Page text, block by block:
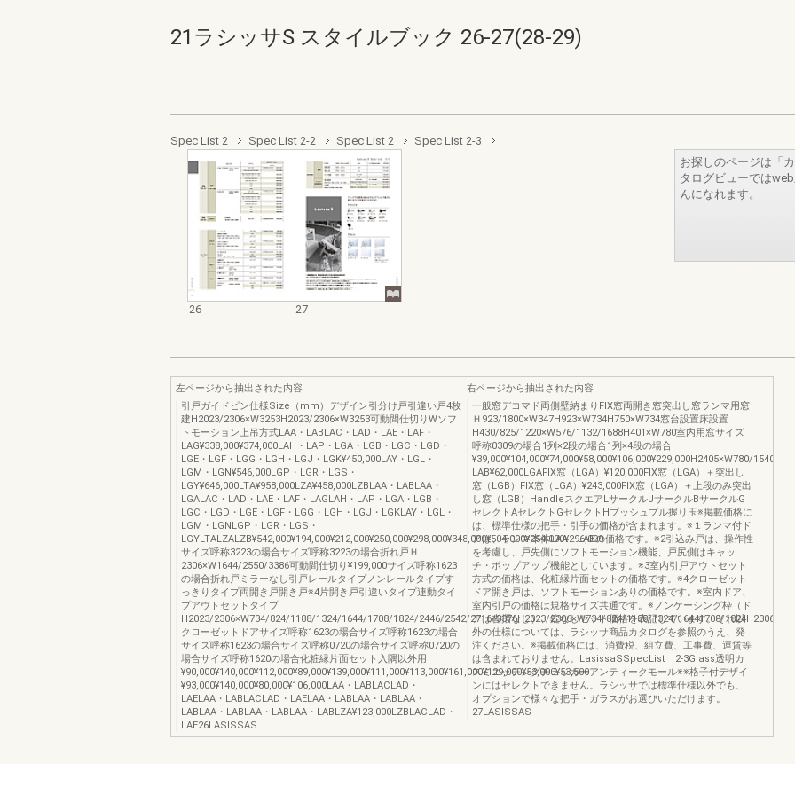
21ラシッサS スタイルブック 26-27(28-29)
Spec List 2 Spec List 2-2 Spec List 2 Spec List 2-3
26 27
お探しのページは「
タログビューでは
んになれます。
左ページから抽出された内容
引戸ガイドピン仕様Size（mm）デザイン引分け戸引違い戸4枚
建H2023/2306×W3253H2023/2306×W3253可動間仕切りWソフ
トモーション上吊方式LAA・LABLAC・LAD・LAE・LAF・
LAG¥338,000¥374,000LAH・LAP・LGA・LGB・LGC・LGD・
LGE・LGF・LGG・LGH・LGJ・LGK¥450,000LAY・LGL・
LGM・LGN¥546,000LGP・LGR・LGS・
LGY¥646,000LTA¥958,000LZA¥458,000LZBLAA・LABLAA・
LGALAC・LAD・LAE・LAF・LAGLAH・LAP・LGA・LGB・
LGC・LGD・LGE・LGF・LGG・LGH・LGJ・LGKLAY・LGL・
LGM・LGNLGP・LGR・LGS・
LGYLTALZALZB¥542,000¥194,000¥212,000¥250,000¥298,000¥348,000¥504,000¥254,000¥296,000
サイズ呼称3223の場合サイズ呼称3223の場合折れ戸Ｈ
2306×W1644/2550/3386可動間仕切り¥199,000サイズ呼称1623
の場合折れ戸ミラーなし引戸レールタイプノンレールタイプす
っきりタイプ両開き戸開き戸※4片開き戸引違いタイプ連動タイ
プアウトセットタイプ
H2023/2306×W734/824/1188/1324/1644/1708/1824/2446/2542/2716/3376H2023/2306×W734/824/1188/1324/16441708/
クローゼットドアサイズ呼称1623の場合サイズ呼称1623の場合
サイズ呼称1623の場合サイズ呼称0720の場合サイズ呼称0720の
場合サイズ呼称1620の場合化粧縁片面セット入隅以外用
¥90,000¥140,000¥112,000¥89,000¥139,000¥111,000¥113,000¥161,000¥129,000¥53,000¥53,500
¥93,000¥140,000¥80,000¥106,000LAA・LABLACLAD・
LAELAA・LABLACLAD・LAELAA・LABLAA・LABLAA・
LABLAA・LABLAA・LABLAA・LABLZA¥123,000LZBLACLAD・
LAE26LASISSAS
右ページから抽出された内容
一般窓デコマド両側壁納まりFIX窓両開き窓突出し窓ランマ用窓
Ｈ923/1800×W347H923×W734H750×W734窓台設置床設置
H430/825/1220×W576/1132/1688H401×W780室内用窓サイズ
呼称0309の場合1列×2段の場合1列×4段の場合
¥39,000¥104,000¥74,000¥58,000¥106,000¥229,000H2405×W780/1540/
LAB¥62,000LGAFIX窓（LGA）¥120,000FIX窓（LGA）＋突出し
窓（LGB）FIX窓（LGA）¥243,000FIX窓（LGA）＋上段のみ突出
し窓（LGB）HandleスクエアLサークルJサークルBサークルG
セレクトAセレクトGセレクトHプッシュプル握り玉※掲載価格に
は、標準仕様の把手・引手の価格が含まれます。※１ランマ付ド
アは、ランマ本体LAA・LABの価格です。※2引込み戸は、操作性
を考慮し、戸先側にソフトモーション機能、戸尻側はキャッ
チ・ポップアップ機能としています。※3室内引戸アウトセット
方式の価格は、化粧縁片面セットの価格です。※4クローゼット
ドア開き戸は、ソフトモーションありの価格です。※室内ドア、
室内引戸の価格は規格サイズ共通です。※ノンケーシング枠（ド
アは沓摺なし）、錠なしセット価格を表記しています。それ以
外の仕様については、ラシッサ商品カタログを参照のうえ、発
注ください。※掲載価格には、消費税、組立費、工事費、運賃等
は含まれておりません。LasissaSSpecList 2-3Glass透明カ
スミエッチングチェッカーアンティークモール※※格子付デザイ
ンにはセレクトできません。ラシッサでは標準仕様以外でも、
オプションで様々な把手・ガラスがお選びいただけます。
27LASISSAS